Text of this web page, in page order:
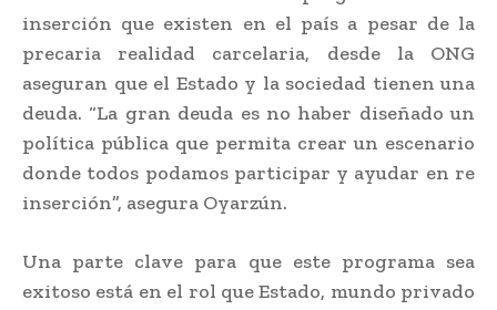
inserción que existen en el país a pesar de la
precaria realidad carcelaria, desde la ONG
aseguran que el Estado y la sociedad tienen una
deuda. “La gran deuda es no haber diseñado un
política pública que permita crear un escenario
donde todos podamos participar y ayudar en re
inserción”, asegura Oyarzún.
Una parte clave para que este programa sea
exitoso está en el rol que Estado, mundo privado